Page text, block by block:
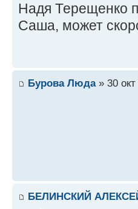
Надя Терещенко
Саша, может
Бурова Люда» 30 окт
БЕЛИНСКИЙ